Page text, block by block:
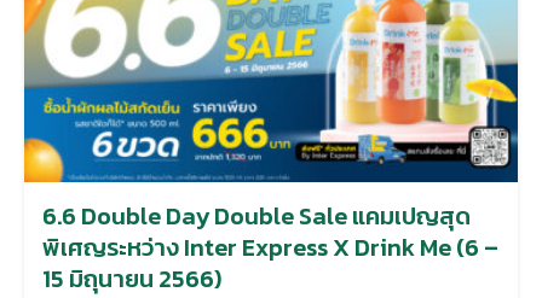
6.6 Double Day Double Sale แคมเปญสุด
พิเศญระหว่าง Inter Express X Drink Me (6 –
15 มิถุนายน 2566)